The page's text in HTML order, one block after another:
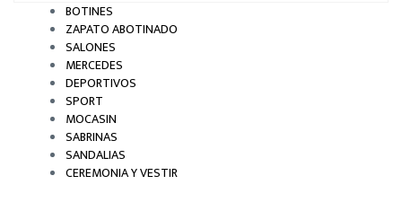
BOTINES
ZAPATO ABOTINADO
SALONES
MERCEDES
DEPORTIVOS
SPORT
MOCASIN
SABRINAS
SANDALIAS
CEREMONIA Y VESTIR